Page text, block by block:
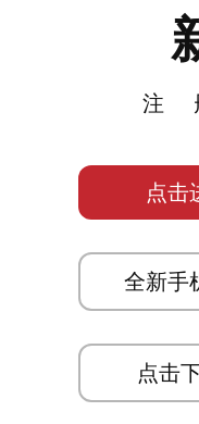
点击
全新手
点击